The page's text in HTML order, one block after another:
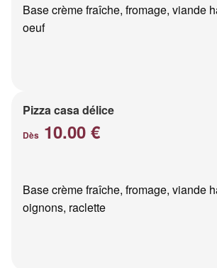
Base crème fraîche, fromage, viande
oeuf
Pizza casa délice
Dès 10.00 €
Base crème fraîche, fromage, viande
oignons, raclette